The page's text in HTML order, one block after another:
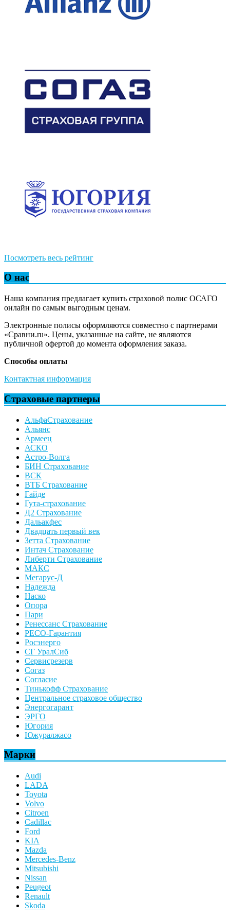
Посмотреть весь рейтинг
О нас
Наша компания предлагает купить страховой полис ОСАГО
онлайн по самым выгодным ценам.
Электронные полисы оформляются совместно с партнерами
«Сравни.ru». Цены, указанные на сайте, не являются
публичной офертой до момента оформления заказа.
Способы оплаты
Контактная информация
Страховые партнеры
АльфаСтрахование
Альянс
Армеец
АСКО
Астро-Волга
БИН Страхование
ВСК
ВТБ Страхование
Гайде
Гута-страхование
Д2 Страхование
Дальакфес
Двадцать первый век
Зетта Страхование
Интач Страхование
Либерти Страхование
МАКС
Мегарус-Д
Надежда
Наско
Опора
Пари
Ренессанс Страхование
РЕСО-Гарантия
Росэнерго
СГ УралСиб
Сервисрезерв
Согаз
Согласие
Тинькофф Страхование
Центральное страховое общество
Энергогарант
ЭРГО
Югория
Южуралжасо
Марки
Audi
LADA
Toyota
Volvo
Citroen
Cadillac
Ford
KIA
Mazda
Mercedes-Benz
Mitsubishi
Nissan
Peugeot
Renault
Skoda